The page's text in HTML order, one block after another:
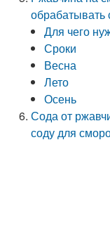
Для чего
Сроки
Весна
Лето
Осень
Сода от
соду для